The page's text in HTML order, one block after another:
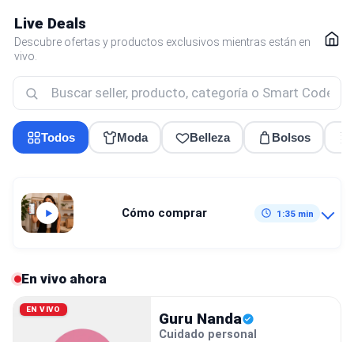
Live Deals
Descubre ofertas y productos exclusivos mientras están en
vivo.
Todos Moda Belleza Bolsos
Cómo comprar 1:35 min
En vivo ahora
EN VIVO
Guru Nanda
Cuidado personal